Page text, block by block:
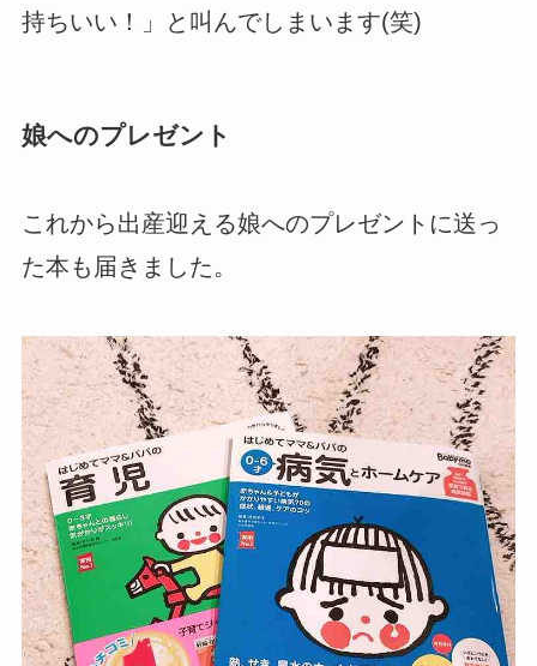
持ちいい！」と叫んでしまいます(笑)
娘へのプレゼント
これから出産迎える娘へのプレゼントに送っ
た本も届きました。